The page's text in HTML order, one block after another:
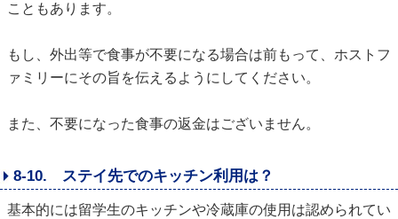
こともあります。
もし、外出等で食事が不要になる場合は前もって、ホストフ
ァミリーにその旨を伝えるようにしてください。
また、不要になった食事の返金はございません。
8-10. ステイ先でのキッチン利用は？
基本的には留学生のキッチンや冷蔵庫の使用は認められてい